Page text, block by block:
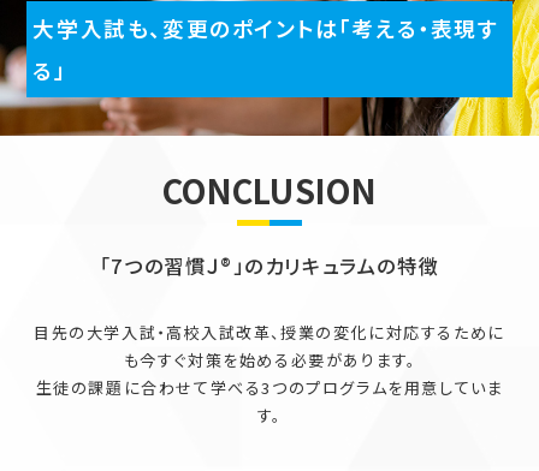
大学入試も、変更のポイントは「考える・表現す
る」
CONCLUSION
「7つの習慣Ｊ®」のカリキュラムの特徴
目先の大学入試・高校入試改革、授業の変化に対応するために
も今すぐ対策を始める必要があります。
生徒の課題に合わせて学べる3つのプログラムを用意していま
す。